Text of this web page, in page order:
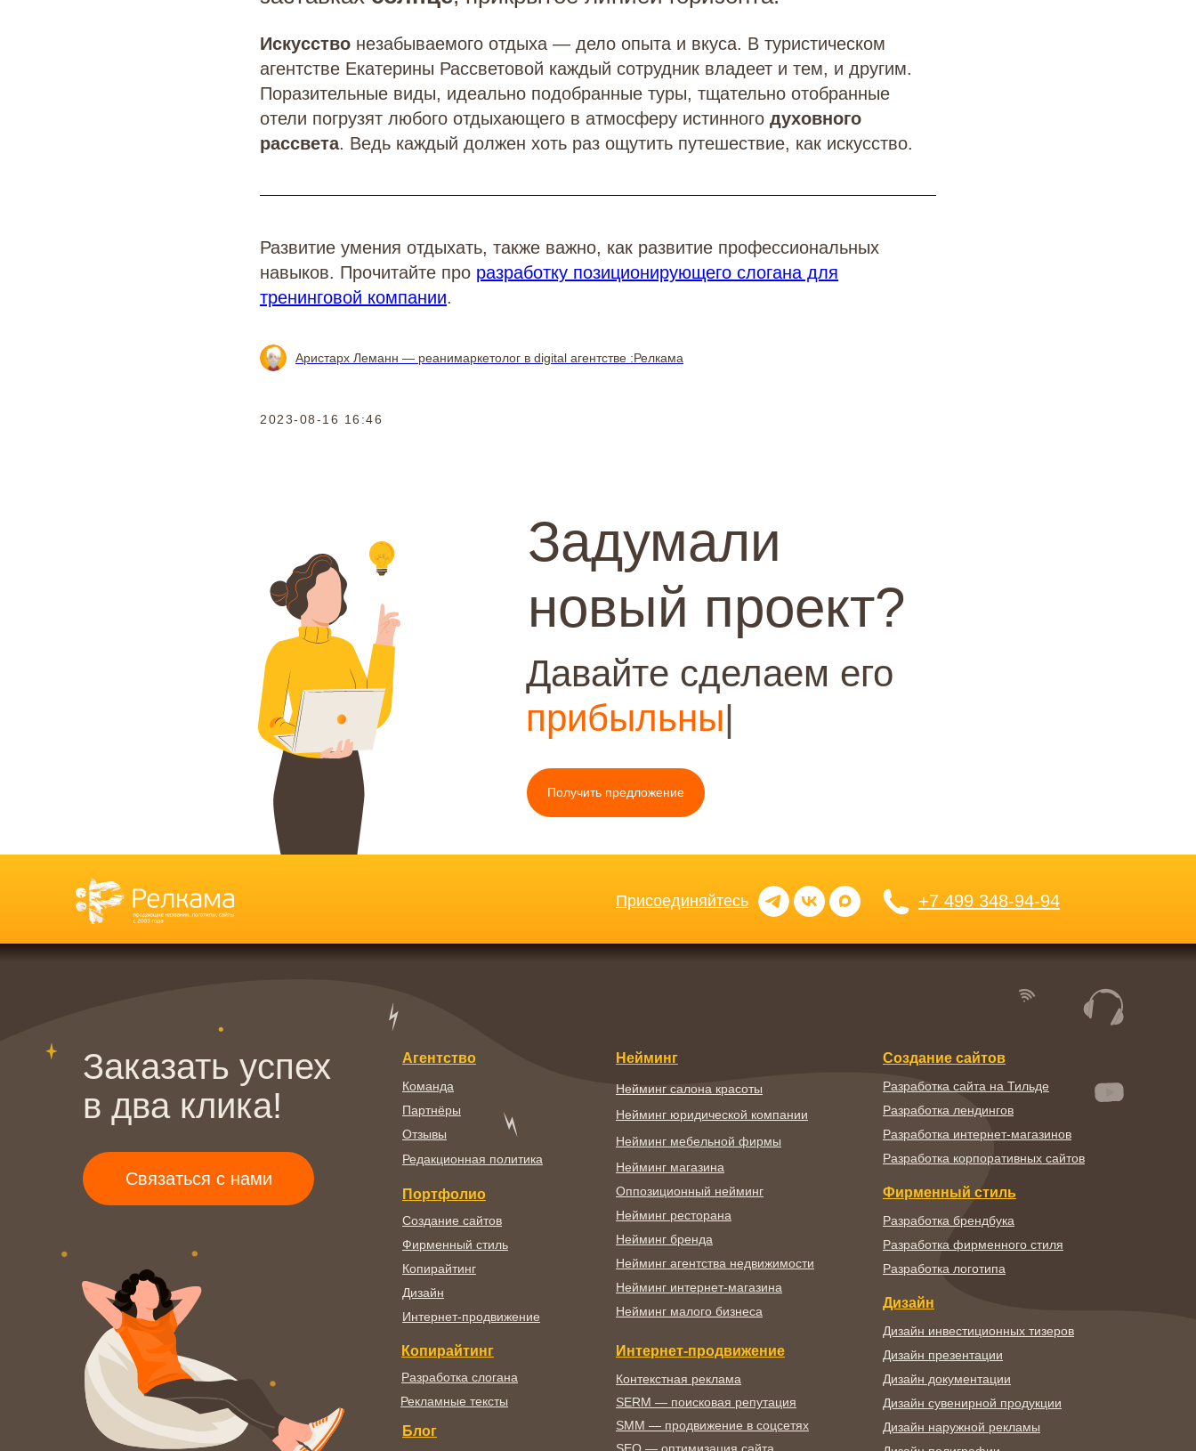
Искусство незабываемого отдыха — дело опыта и вкуса. В туристическом
агентстве Екатерины Рассветовой каждый сотрудник владеет и тем, и другим.
Поразительные виды, идеально подобранные туры, тщательно отобранные
отели погрузят любого отдыхающего в атмосферу истинного духовного
рассвета. Ведь каждый должен хоть раз ощутить путешествие, как искусство.
Развитие умения отдыхать, также важно, как развитие профессиональных
навыков. Прочитайте про разработку позиционирующего слогана для
тренинговой компании.
Аристарх Леманн — реанимаркетолог в digital агентстве :Релкама
2023-08-16 16:46
Задумали
новый проект?
Давайте сделаем его
к|
Получить предложение
+7 499 348-94-94
Присоединяйтесь
Заказать успех
в два клика!
Связаться с нами
Портфолио
Интернет-продвижение
Дизайн
Копирайтинг
Фирменный стиль
Создание сайтов
Дизайн
Фирменный стиль
Создание сайтов
Нейминг малого бизнеса
Нейминг интернет-магазина
Нейминг агентства недвижимости
Нейминг бренда
Нейминг ресторана
Оппозиционный нейминг
Нейминг магазина
Нейминг мебельной фирмы
Нейминг юридической компании
Разработка корпоративных сайтов
Разработка интернет-магазинов
Разработка лендингов
Разработка логотипа
Разработка фирменного стиля
Дизайн наружной рекламы
Дизайн сувенирной продукции
Дизайн документации
Дизайн презентации
Дизайн инвестиционных тизеров
Разработка брендбука
Разработка сайта на Тильде
Рекламные тексты
Разработка слогана
Нейминг салона красоты
SMM — продвижение в соцсетях
SERM — поисковая репутация
Контекстная реклама
Интернет-продвижение
Блог
Копирайтинг
Нейминг
Редакционная политика
Отзывы
Команда
Партнёры
Агентство